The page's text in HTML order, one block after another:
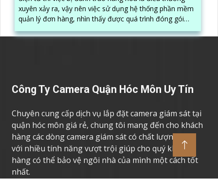
xuyên xảy ra, vậy nên việc sử dụng hệ thống phần mềm
quản lý đơn hàng, nhìn thấy được quá trình đóng gói
hàng hóa, kèm theo đấy là quy trình đóng gói cũng
được ghi lại một cách dễ dàng
Công Ty Camera Quận Hóc Môn Uy Tín
Chuyên cung cấp dịch vụ lắp đặt camera giám sát tại
quận hóc môn giá rẻ, chung tôi mang đến cho khách
hàng các dòng camera giám sát có chất lượng cao,
với nhiều tính năng vượt trội giúp cho quý khách
hàng có thể bảo vệ ngôi nhà của mình một cách tốt
nhất.